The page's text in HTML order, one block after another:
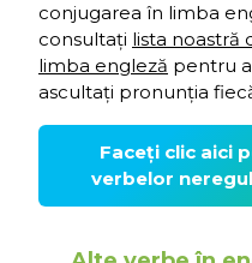
conjugarea în limba
consultați lista noastră
limba engleză pentru
ascultați pronunția
Faceți clic aici
verbelor